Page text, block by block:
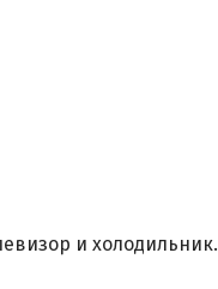
и холодильник.